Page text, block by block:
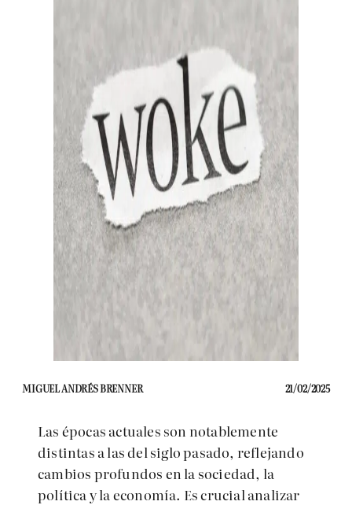
MIGUEL ANDRÉS BRENNER 21/02/2025
Las épocas actuales son notablemente
distintas a las del siglo pasado, reflejando
cambios profundos en la sociedad, la
política y la economía. Es crucial analizar